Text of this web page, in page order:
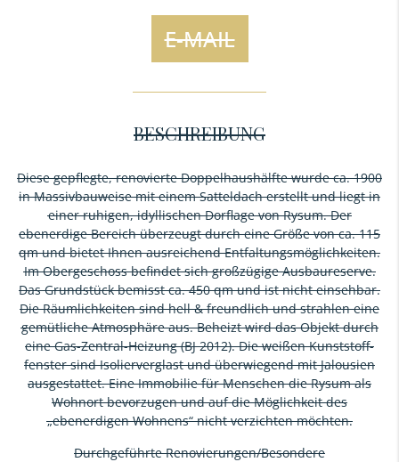
E-MAIL
BESCHREIBUNG
Diese gepflegte, renovierte Doppelhaushälfte wurde ca. 1900
in Massivbauweise mit einem Satteldach erstellt und liegt in
einer ruhigen, idyllischen Dorflage von Rysum. Der
ebenerdige Bereich überzeugt durch eine Größe von ca. 115
qm und bietet Ihnen ausreichend Entfaltungsmöglichkeiten.
Im Obergeschoss befindet sich großzügige Ausbaureserve.
Das Grundstück bemisst ca. 450 qm und ist nicht einsehbar.
Die Räumlichkeiten sind hell & freundlich und strahlen eine
gemütliche Atmosphäre aus. Beheizt wird das Objekt durch
eine Gas-Zentral-Heizung (BJ 2012). Die weißen Kunststoff-
fenster sind Isolierverglast und überwiegend mit Jalousien
ausgestattet. Eine Immobilie für Menschen die Rysum als
Wohnort bevorzugen und auf die Möglichkeit des
„ebenerdigen Wohnens“ nicht verzichten möchten.
Durchgeführte Renovierungen/Besondere